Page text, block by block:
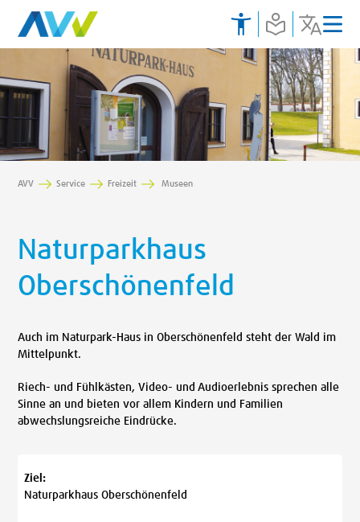
AVV Service Freizeit Museen
Naturparkhaus
Oberschönenfeld
Auch im Naturpark-Haus in Oberschönenfeld steht der Wald im
Mittelpunkt.
Riech- und Fühlkästen, Video- und Audioerlebnis sprechen alle
Sinne an und bieten vor allem Kindern und Familien
abwechslungsreiche Eindrücke.
Ziel:
Naturparkhaus Oberschönenfeld